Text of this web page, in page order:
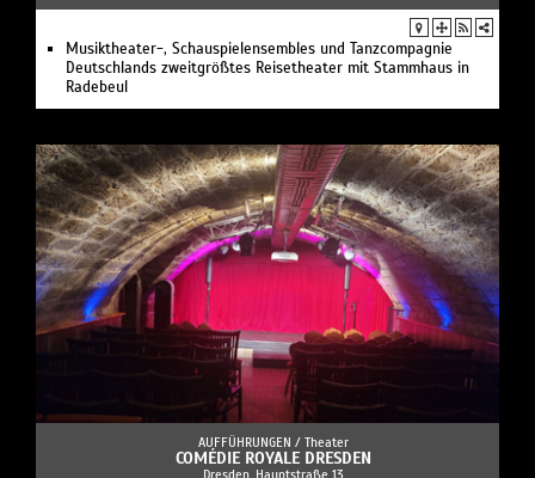
Musiktheater-, Schauspielensembles und Tanzcompagnie
Deutschlands zweitgrößtes Reisetheater mit Stammhaus in
Radebeul
AUFFÜHRUNGEN / Theater
COMÉDIE ROYALE DRESDEN
Dresden, Hauptstraße 13